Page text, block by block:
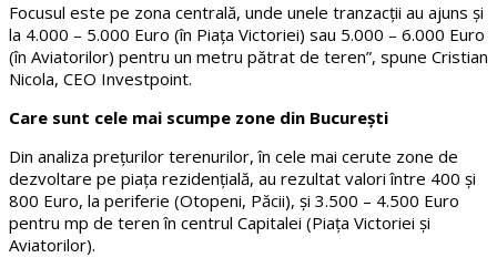
Focusul este pe zona centrală, unde unele tranzacții au ajuns și
la 4.000 – 5.000 Euro (în Piața Victoriei) sau 5.000 – 6.000 Euro
(în Aviatorilor) pentru un metru pătrat de teren”, spune Cristian
Nicola, CEO Investpoint.
Care sunt cele mai scumpe zone din București
Din analiza prețurilor terenurilor, în cele mai cerute zone de
dezvoltare pe piața rezidențială, au rezultat valori între 400 și
800 Euro, la periferie (Otopeni, Păcii), și 3.500 – 4.500 Euro
pentru mp de teren în centrul Capitalei (Piața Victoriei și
Aviatorilor).